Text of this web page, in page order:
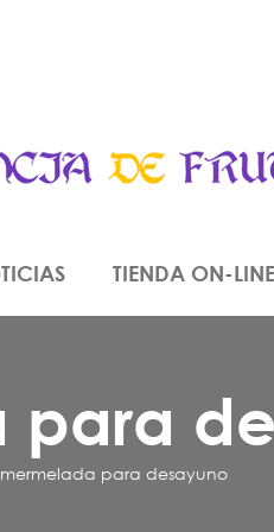
TIENDA ON-LINE
para
mermelada para desayuno